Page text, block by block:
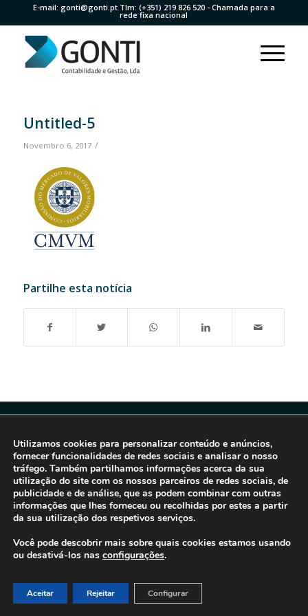
E-mail: gonti@gonti.ptTlm: (+351) 219 826 520- Chamada para a
rede fixa nacional
Untitled-5
Novembro 6, 2017 /
Partilhe esta notícia
© 2016-2026 - Gonti Contabilidade e Gestão -Política de Privacidade
Utilizamos cookies para personalizar conteúdo e anúncios,
fornecer funcionalidades de redes sociais e analisar o nosso
tráfego. Também partilhamos informações acerca da sua
utilização do site com os nossos parceiros de redes sociais, de
publicidade e de análise, que as podem combinar com outras
informações que lhes forneceu ou recolhidas por estes a partir
da sua utilização dos respetivos serviços.
Você pode descobrir mais sobre quais cookies estamos usando
ou desativá-los nas configurações.
Aceitar Rejeitar Configurar